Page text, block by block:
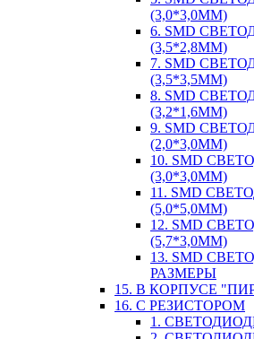
(3,0*3,0ММ)
6. SMD
(3,5*2,8ММ)
7. SMD
(3,5*3,5ММ)
8. SMD
(3,2*1,6ММ)
9. SMD
(2,0*3,0ММ)
10. SMD
(3,0*3,0ММ)
11. SMD
(5,0*5,0ММ)
12. SMD
(5,7*3,0ММ)
13. SMD
РАЗМЕРЫ
15. В КОРПУСЕ
16. С РЕЗИСТОРОМ
1.